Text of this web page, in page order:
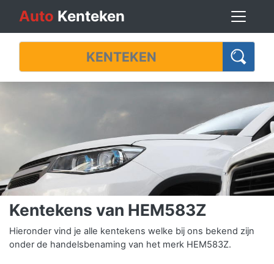
Auto Kenteken
Kentekens van HEM583Z
Hieronder vind je alle kentekens welke bij ons bekend zijn
onder de handelsbenaming van het merk HEM583Z.